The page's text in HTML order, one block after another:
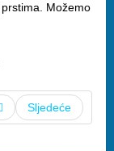
Možemo
Sljedeće